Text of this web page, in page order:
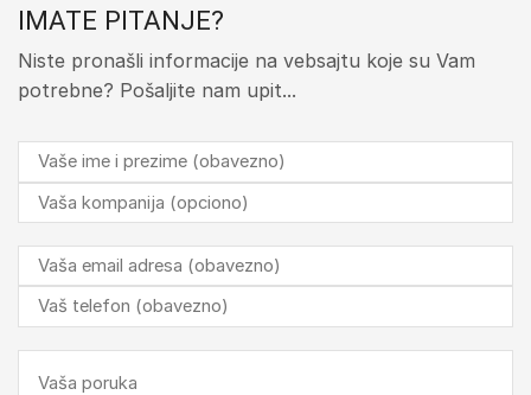
IMATE PITANJE?
Niste pronašli informacije na vebsajtu koje su Vam
potrebne? Pošaljite nam upit...